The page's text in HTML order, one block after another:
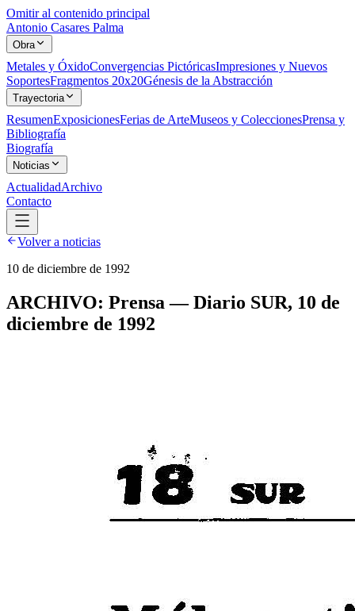
Omitir al contenido principal
Antonio Casares Palma
Obra
Metales y ÓxidoConvergencias PictóricasImpresiones y Nuevos
SoportesFragmentos 20x20Génesis de la Abstracción
Trayectoria
ResumenExposicionesFerias de ArteMuseos y ColeccionesPrensa y
Bibliografía
Biografía
Noticias
ActualidadArchivo
Contacto
Volver a noticias
10 de diciembre de 1992
ARCHIVO: Prensa — Diario SUR, 10 de
diciembre de 1992